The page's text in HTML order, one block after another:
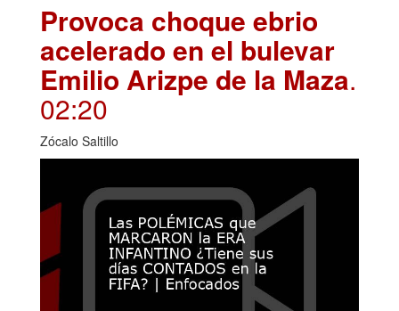
Provoca choque ebrio
acelerado en el bulevar
Emilio Arizpe de la Maza.
02:20
Zócalo Saltillo